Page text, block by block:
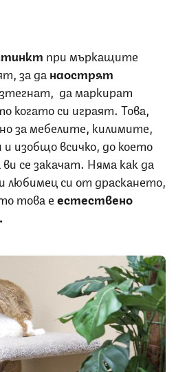
при мъркащите
за да наострят
да маркират
когато си играят. Това,
за мебелите, килимите,
изобщо всичко, до което
се закачат. Няма как да
си от драскането,
това еестествено